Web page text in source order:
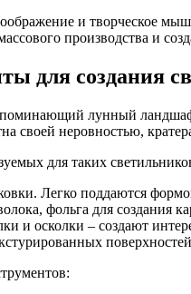
и творческое
производства и
для создания
лунный
своей неровностью,
для таких
Легко поддаются
фольга для создания
и осколки – создают